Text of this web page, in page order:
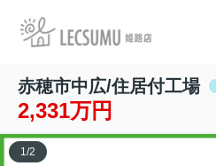
赤穂市中広/住居付工場
2,331万円
1 /2